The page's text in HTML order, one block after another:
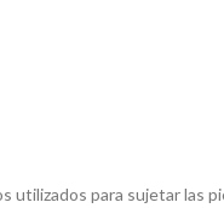
para sujetar las